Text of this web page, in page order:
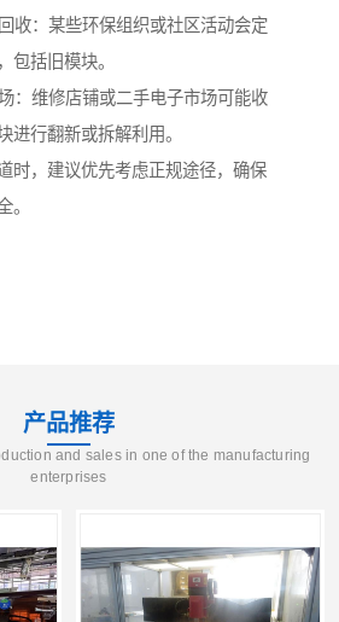
收：某些环保组织或社区活动会定
包括旧模块。
：维修店铺或二手电子市场可能收
进行翻新或拆解利用。
时，建议优先考虑正规途径，确保
。
产品推荐
and sales in one of the manufacturing
enterprises